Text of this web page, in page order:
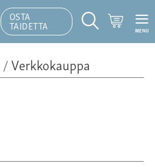
OSTA
TAIDETTA
Hakutoiminto
MENU
/Verkkokauppa